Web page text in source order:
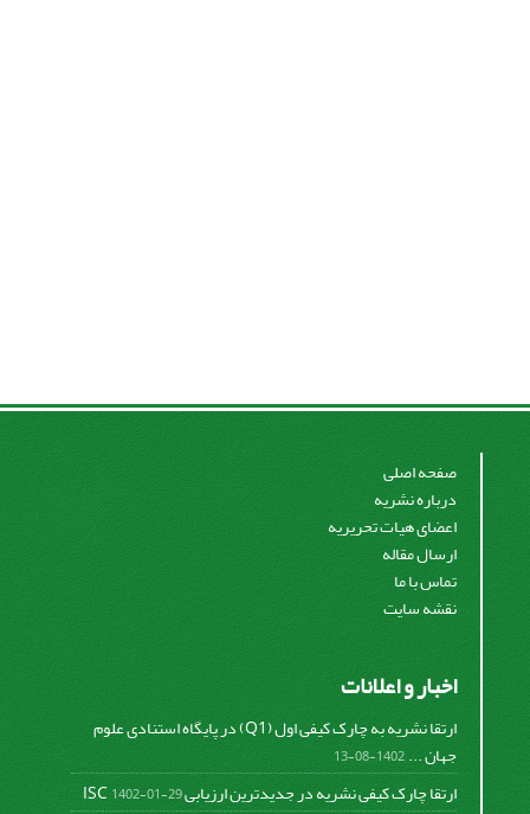
صفحه اصلی
درباره نشریه
اعضای هیات تحریریه
ارسال مقاله
تماس با ما
نقشه سایت
اخبار و اعلانات
ارتقا نشریه به چارک کیفی اول (Q1) در پایگاه استنادی علوم
جهان ...1402-08-13
ارتقا چارک کیفی نشریه در جدیدترین ارزیابی ISC1402-01-29